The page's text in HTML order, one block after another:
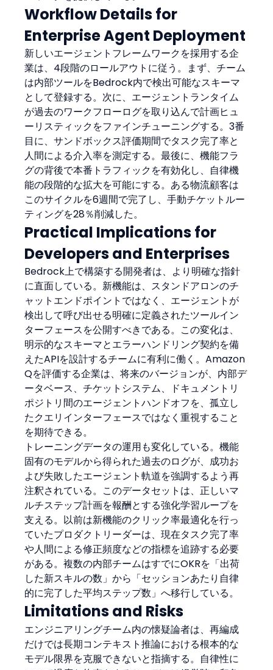
Workflow Details for
Enterprise Agent Deployment
新しいエージェントフレームワークを採用する企
業は、4段階のロールアウトに従う。まず、チーム
は内部ツールをBedrock内で検出可能なスキーマ
として登録する。次に、エージェントランタイム
が過去のワークフローログを取り込んで計画ヒュ
ーリスティックをファインチューニングする。3番
目に、サンドボックス評価期間でタスク完了率と
人間による介入率を測定する。最後に、機能フラ
グの背後で本番トラフィックを有効化し、自律機
能の段階的な拡大を可能にする。ある物流顧客は
このサイクルを6週間で完了し、手動チケットルー
ティングを28％削減した。
Practical Implications for
Developers and Enterprises
Bedrock上で構築する開発者は、より明確な指針
に直面している。新機能は、スタンドアロンのチ
ャットエンドポイントではなく、エージェントが
検出して呼び出せる明確に定義されたツールイン
ターフェースを公開すべきである。この変化は、
明示的なスキーマとエラーハンドリング契約を備
えたAPIを設計するチームに有利に働く。Amazon
Qを評価する企業は、将来のバージョンが、内部デ
ータベース、チケットシステム、ドキュメントリ
ポジトリ間のエージェントハンドオフを、孤立し
たクエリインターフェースではなく重視すること
を期待できる。
トレーニングデータの運用も変化している。機能
固有のモデルから得られた過去のログが、成功お
よび失敗したエージェント軌道を強調するよう再
注釈されている。このデータセットは、正しいマ
ルチステップ計画を報酬とする強化学習ループを
支える。以前は新機能のクリック率最適化を行っ
ていたプロダクトリーダーは、現在タスク完了率
や人間による修正頻度などの指標を追跡する必要
がある。複数の内部チームはすでにOKRを「出荷
した新スキルの数」から「セッションあたり自律
的に完了した平均ステップ数」へ移行している。
Limitations and Risks
エンジニアリングチーム内の懐疑論者は、再編成
だけでは長期コンテキスト推論における根本的な
モデル限界を克服できないと指摘する。自律性に